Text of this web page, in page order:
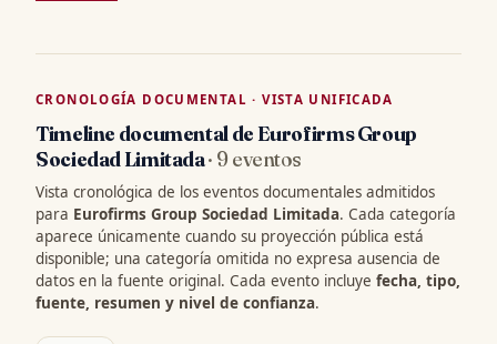
CRONOLOGÍA DOCUMENTAL · VISTA UNIFICADA
Timeline documental de Eurofirms Group
Sociedad Limitada· 9 eventos
Vista cronológica de los eventos documentales admitidos
para Eurofirms Group Sociedad Limitada. Cada categoría
aparece únicamente cuando su proyección pública está
disponible; una categoría omitida no expresa ausencia de
datos en la fuente original. Cada evento incluye fecha, tipo,
fuente, resumen y nivel de confianza.